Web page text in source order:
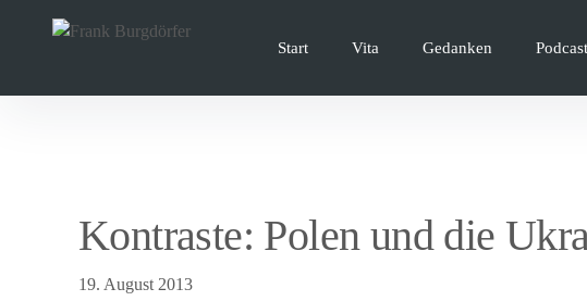
überspringen
Start Vita Gedanken
Kontraste: Polen und die
19. August 2013